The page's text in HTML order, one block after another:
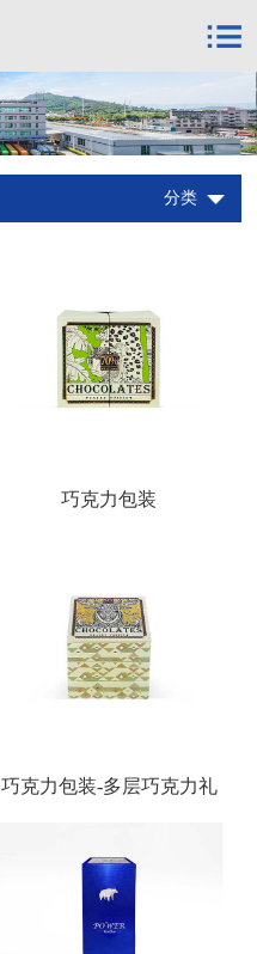
分类
巧克力包装
巧克力包装-多层巧克力礼